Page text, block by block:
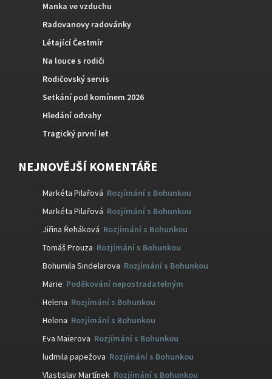
Manka ve vzduchu
Radovanovy radovánky
Létající Čestmír
Na louce s rodiči
Rodičovský servis
Setkání pod komínem 2026
Hledání odvahy
Tragický první let
NEJNOVĚJŠÍ KOMENTÁŘE
Markéta Pilařová Rozjímání s Bohunkou
Markéta Pilařová Rozjímání s Bohunkou
Jiřina Řeháková Rozjímání s Bohunkou
Tomáš Prouza Rozjímání s Bohunkou
Bohumila Sindelarova Rozjímání s Bohunkou
Marie Poděkování nepostradatelným
Helena Rozjímání s Bohunkou
Helena Rozjímání s Bohunkou
Eva Maierova Rozjímání s Bohunkou
ludmila papežova Rozjímání s Bohunkou
Vlastislav Martínek Rozjímání s Bohunkou